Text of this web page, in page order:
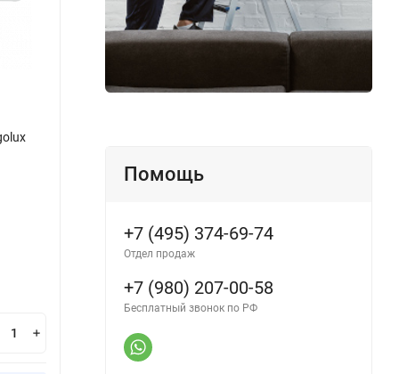
Energolux
В наличии
63 000₽
В корзину
Помощь
+7 (495) 374-69-74
Отдел продаж
+7 (980) 207-00-58
Бесплатный звонок по РФ